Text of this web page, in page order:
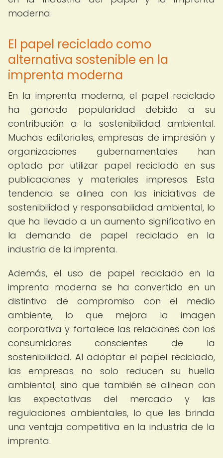
moderna.
El papel reciclado como
alternativa sostenible en la
imprenta moderna
En la imprenta moderna, el papel reciclado
ha ganado popularidad debido a su
contribución a la sostenibilidad ambiental.
Muchas editoriales, empresas de impresión y
organizaciones gubernamentales han
optado por utilizar papel reciclado en sus
publicaciones y materiales impresos. Esta
tendencia se alinea con las iniciativas de
sostenibilidad y responsabilidad ambiental, lo
que ha llevado a un aumento significativo en
la demanda de papel reciclado en la
industria de la imprenta.
Además, el uso de papel reciclado en la
imprenta moderna se ha convertido en un
distintivo de compromiso con el medio
ambiente, lo que mejora la imagen
corporativa y fortalece las relaciones con los
consumidores conscientes de la
sostenibilidad. Al adoptar el papel reciclado,
las empresas no solo reducen su huella
ambiental, sino que también se alinean con
las expectativas del mercado y las
regulaciones ambientales, lo que les brinda
una ventaja competitiva en la industria de la
imprenta.